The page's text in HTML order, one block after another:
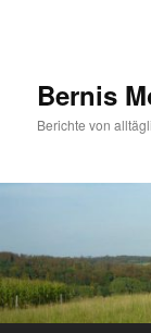
Bernis
Berichte von